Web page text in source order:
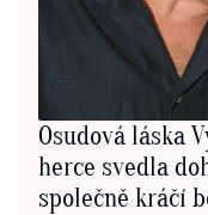
Osudová láska
herce svedla
společně kráčí